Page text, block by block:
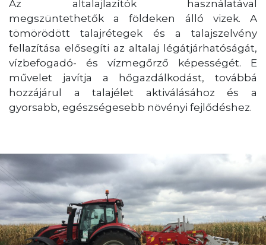
Az altalajlazítók használatával
megszüntethetők a földeken álló vizek. A
tömörödött talajrétegek és a talajszelvény
fellazítása elősegíti az altalaj légátjárhatóságát,
vízbefogadó- és vízmegőrző képességét. E
művelet javítja a hőgazdálkodást, továbbá
hozzájárul a talajélet aktiválásához és a
gyorsabb, egészségesebb növényi fejlődéshez.